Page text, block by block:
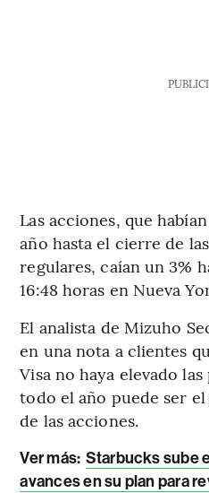
Las acciones, que
año hasta el cierre de
regulares, caían un 3%
16:48 horas en Nueva
El analista de Mizuho
en una nota a clientes
Visa no haya elevado
todo el año puede ser
de las acciones.
Ver más: Starbucks sube
avances en su plan para